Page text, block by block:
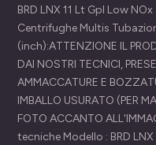
BRD LNX 11 Lt Gpl Low
Centrifughe Multis
(inch):ATTENZIONE IL
DAI NOSTRI TECNICI,
AMMACCATURE E
IMBALLO USURATO (PER
FOTO ACCANTO
tecniche Modello : BRD